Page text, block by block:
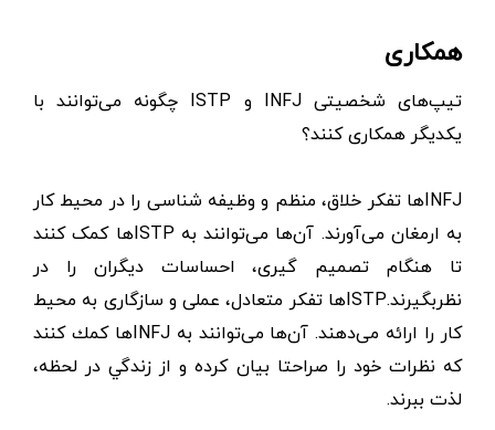
همکاری
تیپ‌های شخصیتی INFJ و ISTP چگونه می‌توانند با
یکدیگر همکاری کنند؟
INFJها تفکر خلاق، منظم و وظیفه شناسی را در محیط کار
به ارمغان می‌آورند. آن‌ها می‌توانند به ISTPها کمک کنند
تا هنگام تصمیم گیری، احساسات دیگران را در
نظربگیرند.ISTPها تفکر متعادل، عملی و سازگاری به محیط
کار را ارائه می‌دهند. آن‌ها می‌توانند به INFJها كمك كنند
كه نظرات خود را صراحتا بيان كرده و از زندگي در لحظه،
لذت‌ ببرند.